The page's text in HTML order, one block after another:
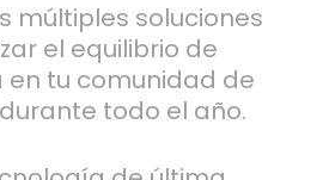
múltiples soluciones
el equilibrio de
tu comunidad de
todo el año.